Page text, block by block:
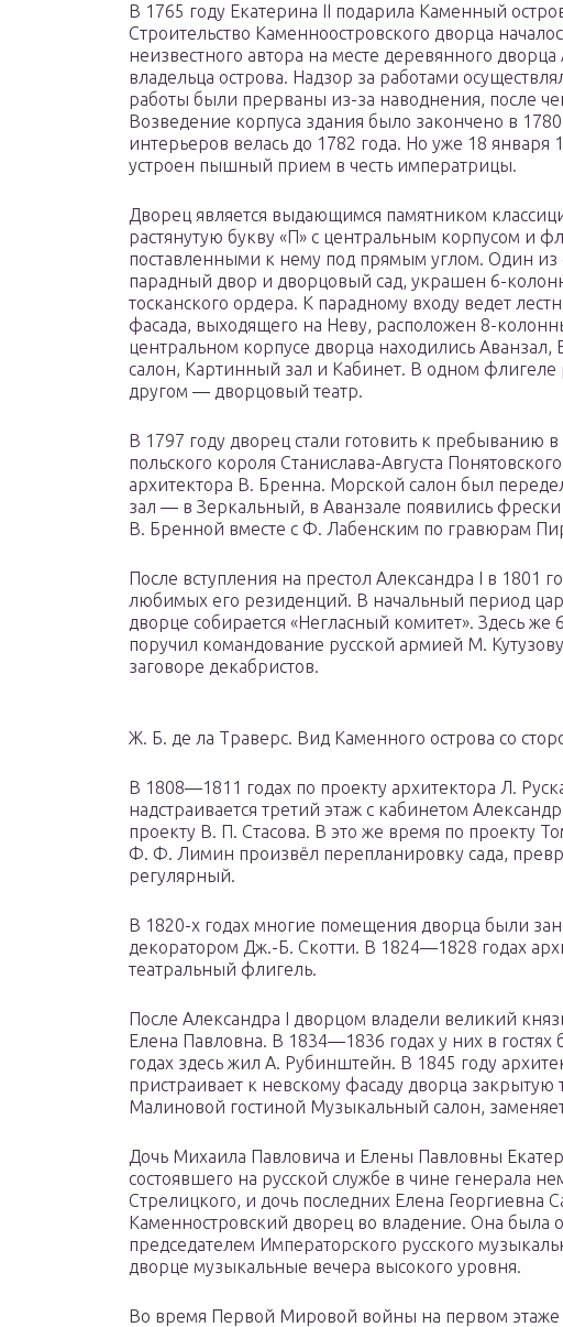
В 1765 году Екатерина II подарила Каменный
Строительство Каменноостровского дворца
неизвестного автора на месте деревянного
владельца острова. Надзор за работами
работы были прерваны из-за наводнения, после
Возведение корпуса здания было закончено в
интерьеров велась до 1782 года. Но уже 18
устроен пышный прием в честь императрицы.
Дворец является выдающимся памятником
растянутую букву «П» с центральным корпусом и
поставленными к нему под прямым углом. Один
парадный двор и дворцовый сад, украшен 6-
тосканского ордера. К парадному входу ведет
фасада, выходящего на Неву, расположен 8-
центральном корпусе дворца находились
салон, Картинный зал и Кабинет. В одном
другом — дворцовый театр.
В 1797 году дворец стали готовить к пребыванию в
польского короля Станислава-Августа
архитектора В. Бренна. Морской салон был
зал — в Зеркальный, в Аванзале появились
В. Бренной вместе с Ф. Лабенским по гравюрам
После вступления на престол Александра I в 1801
любимых его резиденций. В начальный период
дворце собирается «Негласный комитет». Здесь же
поручил командование русской армией М.
заговоре декабристов.
Ж. Б. де ла Траверс. Вид Каменного острова со
В 1808—1811 годах по проекту архитектора Л.
надстраивается третий этаж с кабинетом
проекту В. П. Стасова. В это же время по проекту
Ф. Ф. Лимин произвёл перепланировку сада,
регулярный.
В 1820-х годах многие помещения дворца были
декоратором Дж.-Б. Скотти. В 1824—1828 годах
театральный флигель.
После Александра I дворцом владели великий
Елена Павловна. В 1834—1836 годах у них в
годах здесь жил А. Рубинштейн. В 1845 году
пристраивает к невскому фасаду дворца закрытую
Малиновой гостиной Музыкальный салон,
Дочь Михаила Павловича и Елены Павловны
состоявшего на русской службе в чине генерала
Стрелицкого, и дочь последних Елена Георгиевна
Каменностровский дворец во владение. Она была
председателем Императорского русского
дворце музыкальные вечера высокого уровня.
Во время Первой Мировой войны на первом этаже